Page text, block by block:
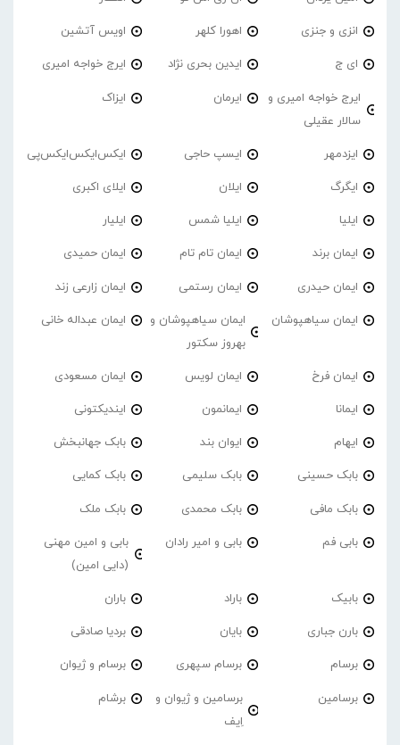
انزی و جنزی اهورا کلهر اویس آتشین
ای ج ایدین بحری نژاد ایرج خواجه امیری
ایرج خواجه امیری و
سالار عقیلی
ایرمان ایزاک
ایزدمهر ایسپ حاجی ایکس‌ایکس‌ایکس‌پی
ایگرگ ایلان ایلای اکبری
ایلیا ایلیا شمس ایلیار
ایمان برند ایمان تام تام ایمان حمیدی
ایمان حیدری ایمان رستمی ایمان زارعی زند
ایمان سیاهپوشان
ایمان سیاهپوشان و
بهروز سکتور
ایمان عبداله خانی
ایمان فرخ ایمان لویس ایمان مسعودی
ایمانا ایمانمون ایندیکتونی
ایهام ایوان بند بابک جهانبخش
بابک حسینی بابک سلیمی بابک کمایی
بابک مافی بابک محمدی بابک ملک
بابی فم بابی و امیر رادان
بابی و امین مهنی
(دایی امین)
بابیک باراد باران
بارن جباری بایان بردیا صادقی
برسام برسام سپهری برسام و ژیوان
برسامین
برسامین و ژیوان و
اِیف
برشام